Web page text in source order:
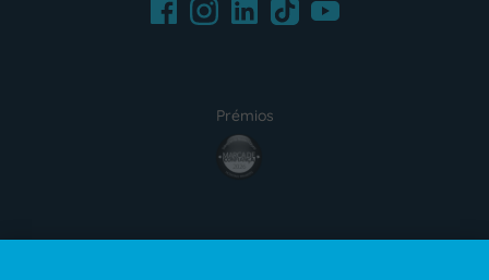
Instagram TikTok
Prémios
award4